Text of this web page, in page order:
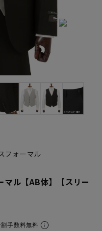
フォーマル
マル【AB体】【スリー
手数料無料